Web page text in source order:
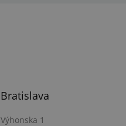
Bratislava
Výhonska 1